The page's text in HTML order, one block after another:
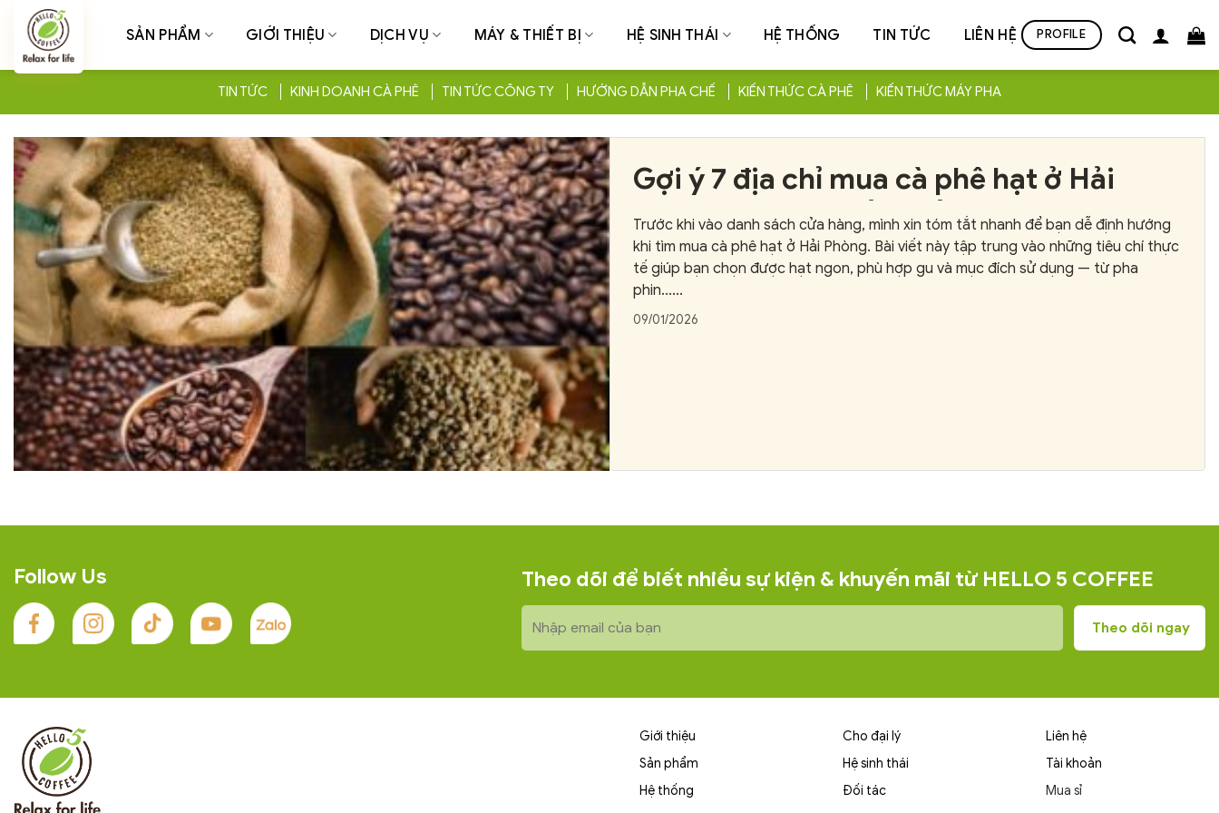
Chuyển
dung
SẢN PHẨM GIỚI THIỆU DỊCH VỤ MÁY & THIẾT BỊ HỆ SINH THÁI HỆ THỐNG TIN TỨC LIÊN HỆ PROFILE
TIN TỨC KINH DOANH CÀ PHÊ TIN TỨC CÔNG TY HƯỚNG DẪN PHA CHẾ KIẾN THỨC CÀ PHÊ KIẾN THỨC MÁY PHA
Gợi ý 7 địa chỉ mua cà phê hạt ở Hải
Phòng 2025 — Tốt nhất, đáng mua
Trước khi vào danh sách cửa hàng, mình xin tóm tắt nhanh để bạn dễ định hướng
khi tìm mua cà phê hạt ở Hải Phòng. Bài viết này tập trung vào những tiêu chí thực
tế giúp bạn chọn được hạt ngon, phù hợp gu và mục đích sử dụng — từ pha
phin......
09/01/2026
Follow Us Theo dõi để biết nhiều sự kiện & khuyến mãi từ HELLO 5 COFFEE
Giới thiệu
Sản phẩm
Hệ thống
Cho đại lý
Hệ sinh thái
Đối tác
Liên hệ
Tài khoản
Mua sỉ